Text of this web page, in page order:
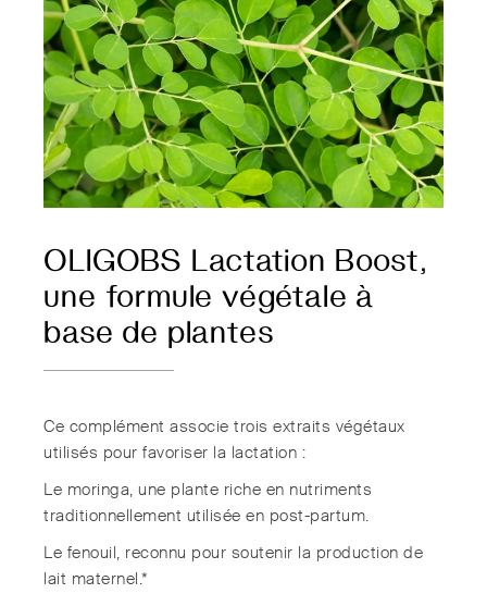
OLIGOBS Lactation Boost,
une formule végétale à
base de plantes
Ce complément associe trois extraits végétaux
utilisés pour favoriser la lactation :
Le moringa, une plante riche en nutriments
traditionnellement utilisée en post-partum.
Le fenouil, reconnu pour soutenir la production de
lait maternel.*